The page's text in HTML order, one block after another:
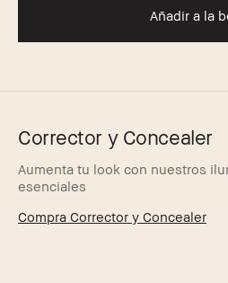
Añadir a la
Corrector y Concealer
Aumenta tu look con nuestros
esenciales
Compra Corrector y Concealer